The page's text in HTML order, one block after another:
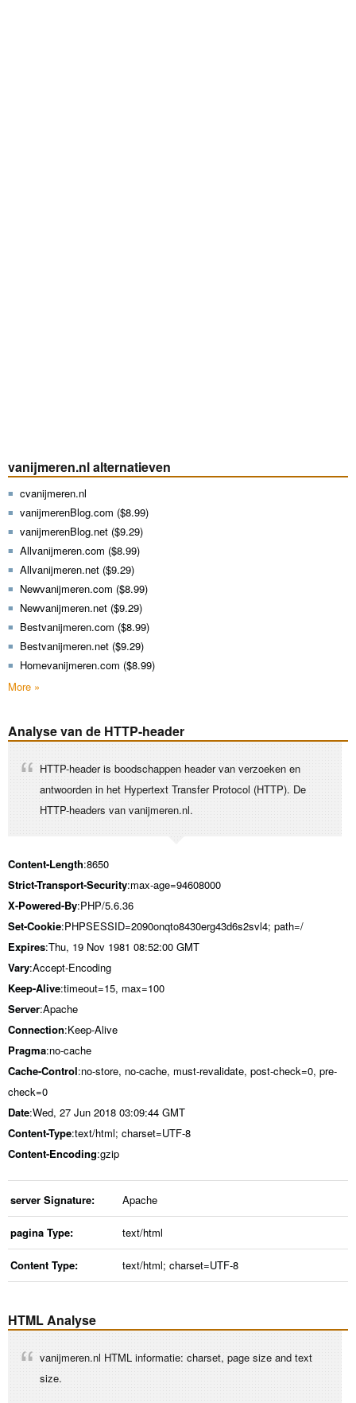
vanijmeren.nl alternatieven
cvanijmeren.nl
vanijmerenBlog.com ($8.99)
vanijmerenBlog.net ($9.29)
Allvanijmeren.com ($8.99)
Allvanijmeren.net ($9.29)
Newvanijmeren.com ($8.99)
Newvanijmeren.net ($9.29)
Bestvanijmeren.com ($8.99)
Bestvanijmeren.net ($9.29)
Homevanijmeren.com ($8.99)
More »
Analyse van de HTTP-header
HTTP-header is boodschappen header van verzoeken en
antwoorden in het Hypertext Transfer Protocol (HTTP). De
HTTP-headers van vanijmeren.nl.
Content-Length:8650
Strict-Transport-Security:max-age=94608000
X-Powered-By:PHP/5.6.36
Set-Cookie:PHPSESSID=2090onqto8430erg43d6s2svl4; path=/
Expires:Thu, 19 Nov 1981 08:52:00 GMT
Vary:Accept-Encoding
Keep-Alive:timeout=15, max=100
Server:Apache
Connection:Keep-Alive
Pragma:no-cache
Cache-Control:no-store, no-cache, must-revalidate, post-check=0, pre-
check=0
Date:Wed, 27 Jun 2018 03:09:44 GMT
Content-Type:text/html; charset=UTF-8
Content-Encoding:gzip
server Signature: Apache
pagina Type: text/html
Content Type: text/html; charset=UTF-8
HTML Analyse
vanijmeren.nl HTML informatie: charset, page size and text
size.